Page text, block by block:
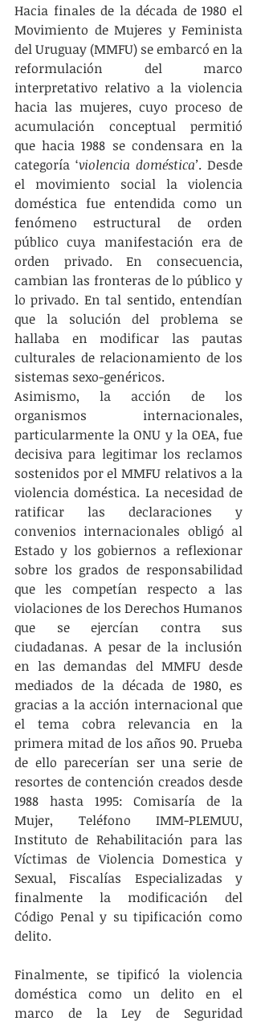
Hacia finales de la década de 1980 el
Movimiento de Mujeres y Feminista
del Uruguay (MMFU) se embarcó en la
reformulación del marco
interpretativo relativo a la violencia
hacia las mujeres, cuyo proceso de
acumulación conceptual permitió
que hacia 1988 se condensara en la
categoría ‘violencia doméstica’. Desde
el movimiento social la violencia
doméstica fue entendida como un
fenómeno estructural de orden
público cuya manifestación era de
orden privado. En consecuencia,
cambian las fronteras de lo público y
lo privado. En tal sentido, entendían
que la solución del problema se
hallaba en modificar las pautas
culturales de relacionamiento de los
sistemas sexo-genéricos.
Asimismo, la acción de los
organismos internacionales,
particularmente la ONU y la OEA, fue
decisiva para legitimar los reclamos
sostenidos por el MMFU relativos a la
violencia doméstica. La necesidad de
ratificar las declaraciones y
convenios internacionales obligó al
Estado y los gobiernos a reflexionar
sobre los grados de responsabilidad
que les competían respecto a las
violaciones de los Derechos Humanos
que se ejercían contra sus
ciudadanas. A pesar de la inclusión
en las demandas del MMFU desde
mediados de la década de 1980, es
gracias a la acción internacional que
el tema cobra relevancia en la
primera mitad de los años 90. Prueba
de ello parecerían ser una serie de
resortes de contención creados desde
1988 hasta 1995: Comisaría de la
Mujer, Teléfono IMM-PLEMUU,
Instituto de Rehabilitación para las
Víctimas de Violencia Domestica y
Sexual, Fiscalías Especializadas y
finalmente la modificación del
Código Penal y su tipificación como
delito.
Finalmente, se tipificó la violencia
doméstica como un delito en el
marco de la Ley de Seguridad